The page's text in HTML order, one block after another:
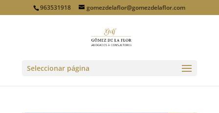
963531918 gomezdelaflor@gomezdelaflor.com
Seleccionar página